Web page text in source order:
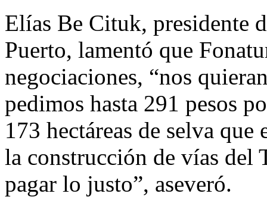
Elías Be Cituk, presidente
Puerto, lamentó que
negociaciones, “nos
pedimos hasta 291 pesos
173 hectáreas de selva
la construcción de vías del
pagar lo justo”, aseveró.